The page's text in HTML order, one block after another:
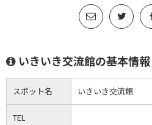
いきいき交流館の基本情報
スポット名 いきいき交流館
TEL